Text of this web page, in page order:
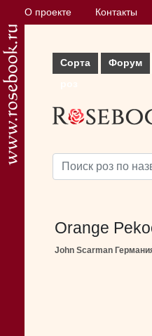
О проекте Контакты
Сорта
Форум
Orange
John Scarman